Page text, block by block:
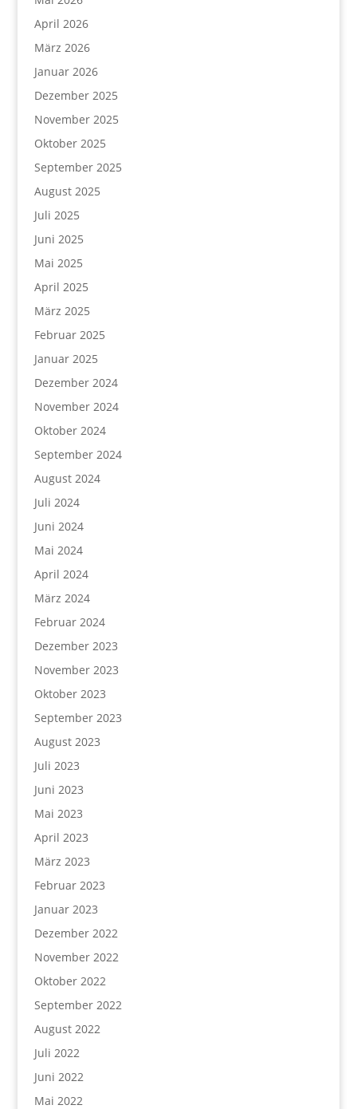
April 2026
März 2026
Januar 2026
Dezember 2025
November 2025
Oktober 2025
September 2025
August 2025
Juli 2025
Juni 2025
Mai 2025
April 2025
März 2025
Februar 2025
Januar 2025
Dezember 2024
November 2024
Oktober 2024
September 2024
August 2024
Juli 2024
Juni 2024
Mai 2024
April 2024
März 2024
Februar 2024
Dezember 2023
November 2023
Oktober 2023
September 2023
August 2023
Juli 2023
Juni 2023
Mai 2023
April 2023
März 2023
Februar 2023
Januar 2023
Dezember 2022
November 2022
Oktober 2022
September 2022
August 2022
Juli 2022
Juni 2022
Mai 2022